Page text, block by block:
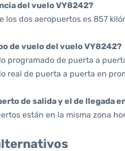
del vuelo VY8242?
los dos aeropuertos es 857
de vuelo del vuelo VY8242?
programado de puerta a
real de puerta a puerta en
de salida y el de llegada
están en la misma zona